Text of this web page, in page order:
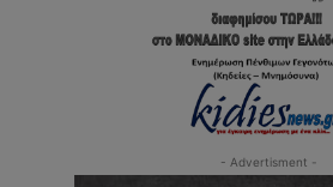
- Advertisment -